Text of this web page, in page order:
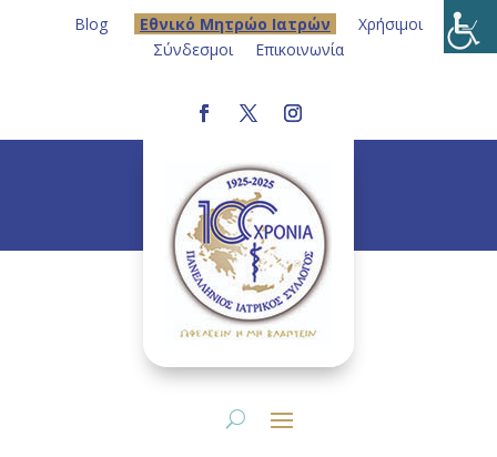
Blog Eθνικό Μητρώο Ιατρών
Χρήσιμοι
Σύνδεσμοι
Επικοινωνία